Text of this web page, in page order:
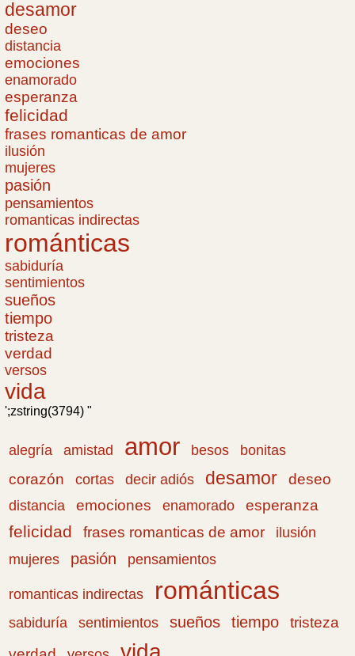
desamor
deseo
distancia
emociones
enamorado
esperanza
felicidad
frases romanticas de amor
ilusión
mujeres
pasión
pensamientos
romanticas indirectas
románticas
sabiduría
sentimientos
sueños
tiempo
tristeza
verdad
versos
vida
';zstring(3794) "
alegría amistad amor besos
bonitas
corazón
cortas decir adiós desamor deseo
distancia emociones enamorado esperanza
felicidad frases romanticas de amor
ilusión
mujeres
pasión pensamientos
romanticas indirectas románticas
sabiduría sentimientos sueños tiempo
tristeza